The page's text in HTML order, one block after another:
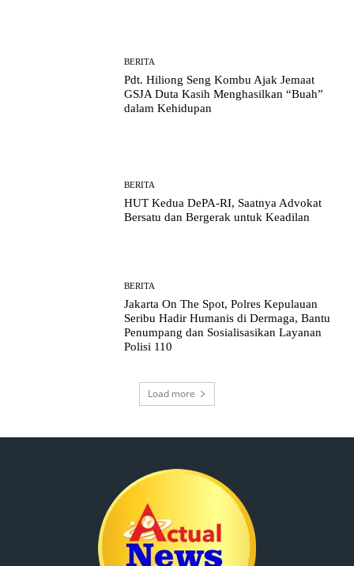
BERITA
Pdt. Hiliong Seng Kombu Ajak Jemaat
GSJA Duta Kasih Menghasilkan “Buah”
dalam Kehidupan
BERITA
HUT Kedua DePA-RI, Saatnya Advokat
Bersatu dan Bergerak untuk Keadilan
BERITA
Jakarta On The Spot, Polres Kepulauan
Seribu Hadir Humanis di Dermaga, Bantu
Penumpang dan Sosialisasikan Layanan
Polisi 110
Load more